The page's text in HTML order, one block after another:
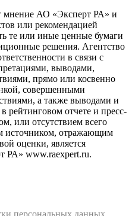
мнение АО «Эксперт РА» и
или рекомендацией
те или иные ценные бумаги
решения. Агентство
в связи с
выводами,
прямо или косвенно
совершенными
а также выводами и
рейтинговом отчете и пресс-
или отсутствием всего
источником, отражающим
оценки, является
РА» www.raexpert.ru.